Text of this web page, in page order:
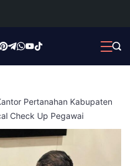
Pertanahan Kabupaten
Check Up Pegawai